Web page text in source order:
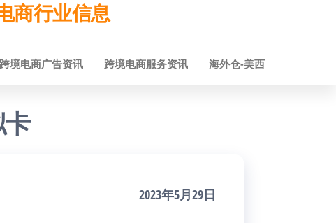
商行业信息
跨境电商广告资讯 跨境电商服务资讯 海外仓-美西
卡
2023年5月29日